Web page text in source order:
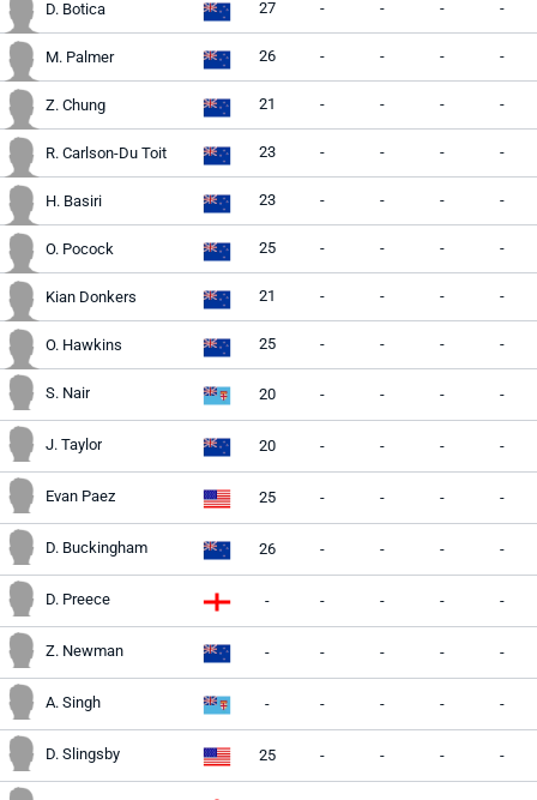
D. Botica 27 - - - -
M. Palmer 26 - - - -
Z. Chung 21 - - - -
R. Carlson-Du Toit 23 - - - -
H. Basiri 23 - - - -
O. Pocock 25 - - - -
Kian Donkers 21 - - - -
O. Hawkins 25 - - - -
S. Nair 20 - - - -
J. Taylor 20 - - - -
Evan Paez 25 - - - -
D. Buckingham 26 - - - -
D. Preece - - - - -
Z. Newman - - - - -
A. Singh - - - - -
D. Slingsby 25 - - - -